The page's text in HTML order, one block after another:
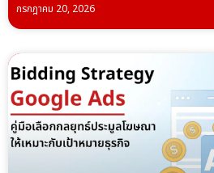
กรกฎาคม 20, 2026